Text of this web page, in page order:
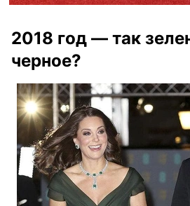
2018 год — так
черное?